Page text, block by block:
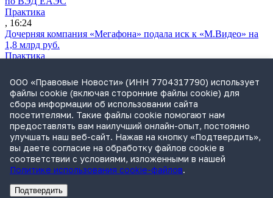
Практика
, 16:24
Дочерняя компания «Мегафона» подала иск к «М.Видео» на
1,8 млрд руб.
Практика
СИП проверит отмену патента на систему управления
устройствами после возражений «Яндекса»
Практика
, 15:17
Суды 10 стран рассматривают иски российской «дочки»
Google о возврате дивидендов
Международная практика
, 14:09
ООО «Правовые Новости» (ИНН 7704317790) использует
файлы cookie (включая сторонние файлы cookie) для
сбора информации об использовании сайта
посетителями. Такие файлы cookie помогают нам
предоставлять вам наилучший онлайн-опыт, постоянно
улучшать наш веб-сайт. Нажав на кнопку «Подтвердить»,
вы даете согласие на обработку файлов cookie в
соответствии с условиями, изложенными в нашей
Политике использования cookie-файлов.
Подтвердить